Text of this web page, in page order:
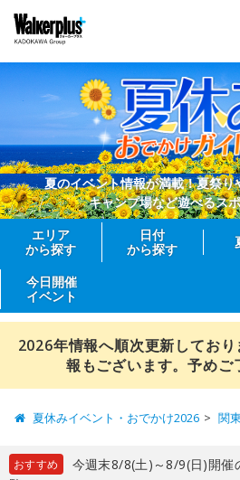
夏のイベント情報が満載！夏祭
キャンプ場など遊べるス
エリア
から探す
日付
から探す
今日開催
イベント
2026年情報へ順次更新してお
報もございます。予めご
夏休みイベント・おでかけ2026 関
おすすめ
今週末8/8(土)～8/9(日)開催